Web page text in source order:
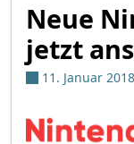
Neue
jetzt
11. Januar 2018